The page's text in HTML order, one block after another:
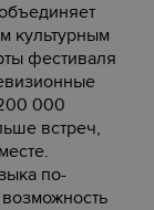
культурным
фестиваля
000
встреч,
по-